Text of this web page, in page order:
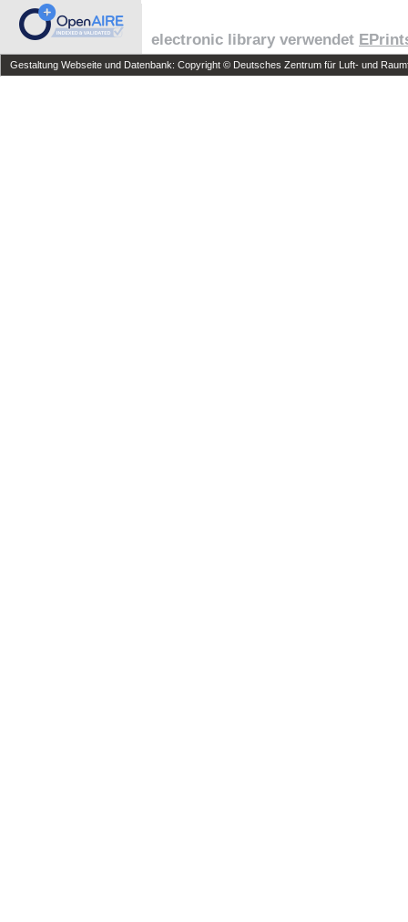
electronic library verwendet
Gestaltung Webseite und Datenbank: Copyright © Deutsches Zentrum für Luft- und